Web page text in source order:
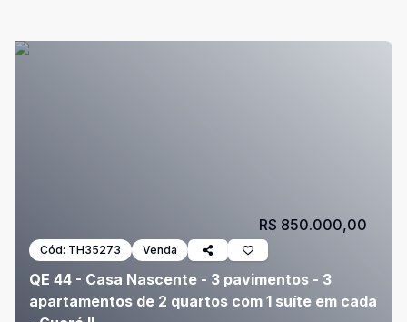
Cód: TH35273 Venda
QE 44 - Casa Nascente - 3 pavimentos - 3
apartamentos de 2 quartos com 1 suíte em cada
R$ 850.000,00